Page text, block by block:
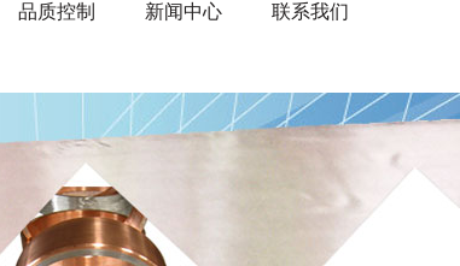
品质控制 新闻中心 联系我们